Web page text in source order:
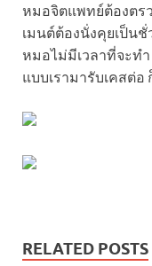
หมอจิตแพทย์ต้องตร
เมนต์ต้องนั่งคุยเป็น
หมอไม่มีเวลาที่จะท
แบบเรามารับเคสต่
RELATED POSTS